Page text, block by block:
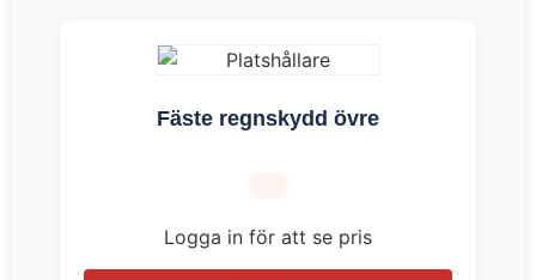
Fäste regnskydd övre
Logga in för att se pris